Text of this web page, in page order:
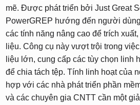
mẽ. Được phát triển bởi Just Great
PowerGREP hướng đến người
các tính năng nâng cao để trích
liệu. Công cụ này vượt trội trong
liệu lớn, cung cấp các tùy chọn linh
để chia tách tệp. Tính linh hoạt của
hợp với các nhà phát triển phần
và các chuyên gia CNTT cần một